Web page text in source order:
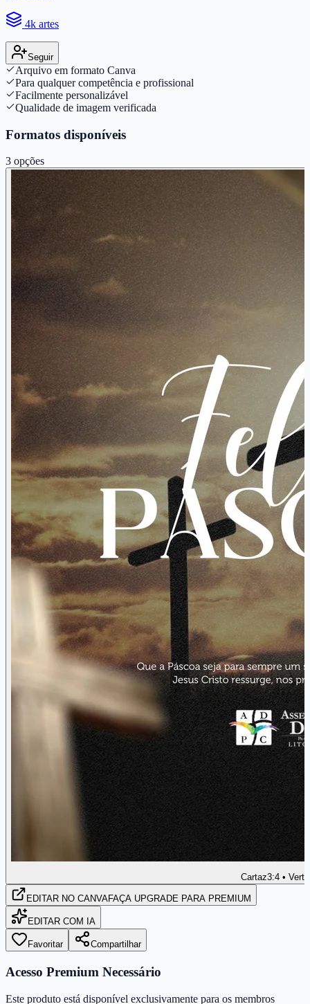
4k artes
Seguir
Arquivo em formato Canva
Para qualquer competência e profissional
Facilmente personalizável
Qualidade de imagem verificada
Formatos disponíveis
3 opções
Cartaz3:4 •
EDITAR NO CANVAFAÇA UPGRADE PARA PREMIUM
EDITAR COM IA
Favoritar Compartilhar
Acesso Premium Necessário
Este produto está disponível exclusivamente para os membros